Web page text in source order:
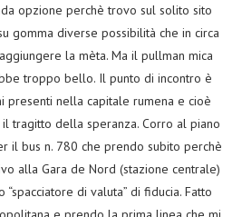
opzione perchè trovo sul solito sito
gomma diverse possibilità che in circa
la mèta. Ma il pullman mica
troppo bello. Il punto di incontro è
presenti nella capitale rumena e cioè
il tragitto della speranza. Corro al piano
il bus n. 780 che prendo subito perchè
alla Gara de Nord (stazione centrale)
di valuta” di fiducia. Fatto